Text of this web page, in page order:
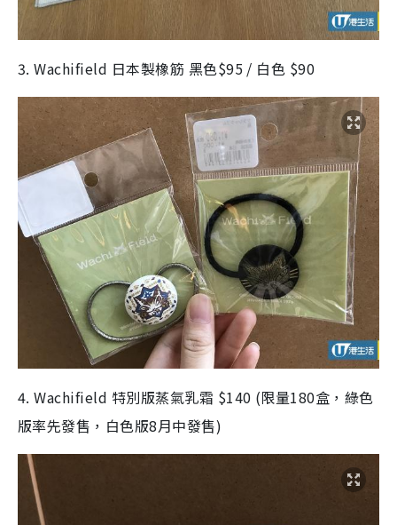
3. Wachifield 日本製橡筋 黑色$95 / 白色 $90
4. Wachifield 特別版蒸氣乳霜 $140 (限量180盒，綠色
版率先發售，白色版8月中發售)